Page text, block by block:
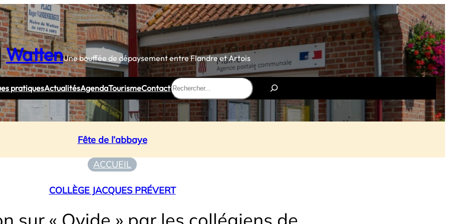
WattenUne bouffée de dépaysement entre Flandre et Artois
pratiquesActualitésAgendaTourismeContact
Rechercher
Fête de l’abbaye
ACCUEIL
COLLÈGE JACQUES PRÉVERT